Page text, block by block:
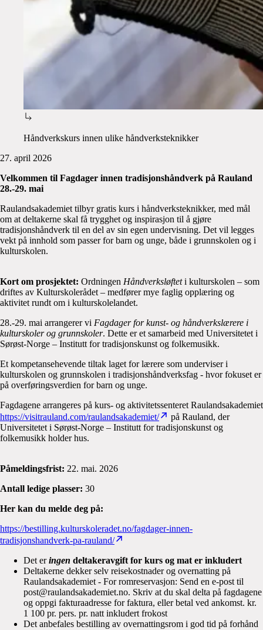
Håndverkskurs innen ulike håndverksteknikker
27. april 2026
Velkommen til Fagdager innen tradisjonshåndverk på Rauland
28.-29. mai
Raulandsakademiet tilbyr gratis kurs i håndverksteknikker, med mål
om at deltakerne skal få trygghet og inspirasjon til å gjøre
tradisjonshåndverk til en del av sin egen undervisning. Det vil legges
vekt på innhold som passer for barn og unge, både i grunnskolen og i
kulturskolen.
Kort om prosjektet: Ordningen Håndverksløfteti kulturskolen – som
driftes av Kulturskolerådet – medfører mye faglig opplæring og
aktivitet rundt om i kulturskolelandet.
28.-29. mai arrangerer vi Fagdager for kunst- og håndverkslærere i
kulturskoler og grunnskoler. Dette er et samarbeid med Universitetet i
Sørøst-Norge – Institutt for tradisjonskunst og folkemusikk.
Et kompetansehevende tiltak laget for lærere som underviser i
kulturskolen og grunnskolen i tradisjonshåndverksfag - hvor fokuset er
på overføringsverdien for barn og unge.
Fagdagene arrangeres på kurs- og aktivitetssenteret Raulandsakademiet
https://visitrauland.com/raulandsakademiet/
på Rauland, der
Universitetet i Sørøst-Norge – Institutt for tradisjonskunst og
folkemusikk holder hus.
Påmeldingsfrist: 22. mai. 2026
Antall ledige plasser: 30
Her kan du melde deg på:
https://bestilling.kulturskoleradet.no/fagdager-innen-
tradisjonshandverk-pa-rauland/
Det eringen deltakeravgift for kurs og mat er inkludert
Deltakerne dekker selv reisekostnader og overnatting på
Raulandsakademiet - For romreservasjon: Send en e-post til
post@raulandsakademiet.no. Skriv at du skal delta på fagdagene
og oppgi fakturaadresse for faktura, eller betal ved ankomst. kr.
1 100 pr. pers. pr. natt inkludert frokost
Det anbefales bestilling av overnattingsrom i god tid på forhånd